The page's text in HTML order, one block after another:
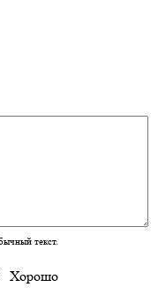
текст.
Хорошо